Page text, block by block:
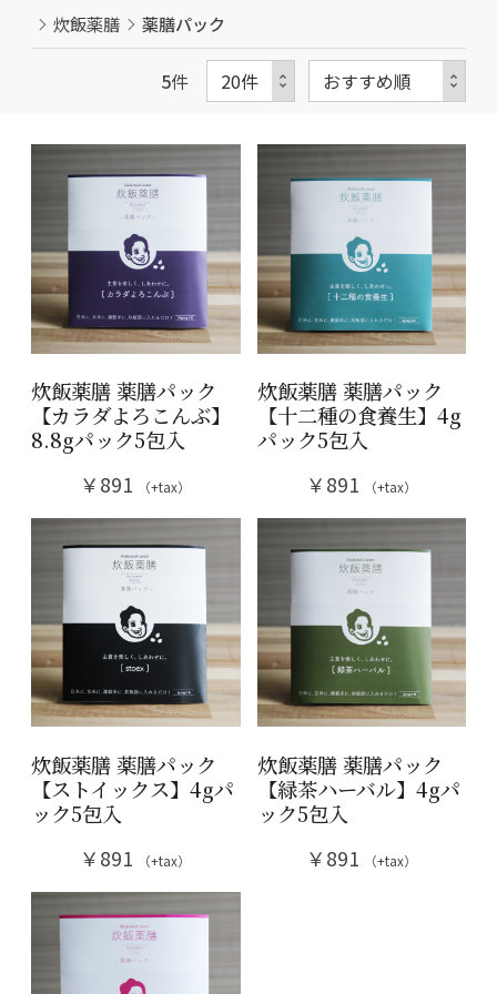
炊飯薬膳 薬膳パック
5件
炊飯薬膳 薬膳パック
【カラダよろこんぶ】
8.8gパック5包入
￥891
（+tax）
炊飯薬膳 薬膳パック
【十二種の食養生】4g
パック5包入
￥891
（+tax）
炊飯薬膳 薬膳パック
【ストイックス】4gパ
ック5包入
￥891
（+tax）
炊飯薬膳 薬膳パック
【緑茶ハーバル】4gパ
ック5包入
￥891
（+tax）